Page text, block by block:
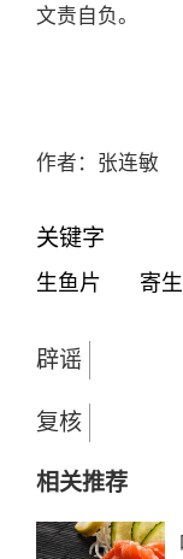
文责自负。
作者：张连敏
关键字
生鱼片 寄
辟谣
复核
相关推荐